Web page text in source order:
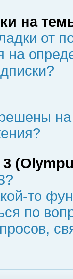
на
от
на
то
по